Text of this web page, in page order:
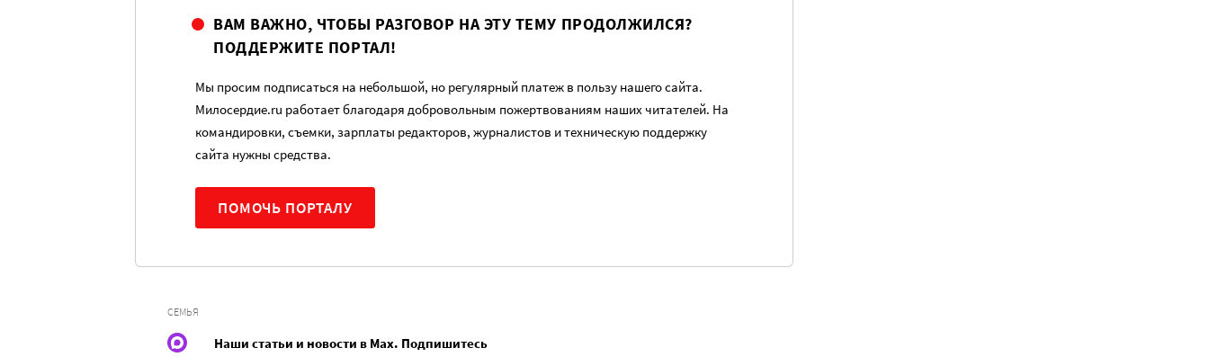
ВАМ ВАЖНО, ЧТОБЫ РАЗГОВОР НА ЭТУ ТЕМУ ПРОДОЛЖИЛСЯ?
ПОДДЕРЖИТЕ ПОРТАЛ!
Мы просим подписаться на небольшой, но регулярный платеж в пользу нашего сайта.
Милосердие.ru работает благодаря добровольным пожертвованиям наших читателей. На
командировки, съемки, зарплаты редакторов, журналистов и техническую поддержку
сайта нужны средства.
ПОМОЧЬ ПОРТАЛУ
СЕМЬЯ
Наши статьи и новости в Max. Подпишитесь